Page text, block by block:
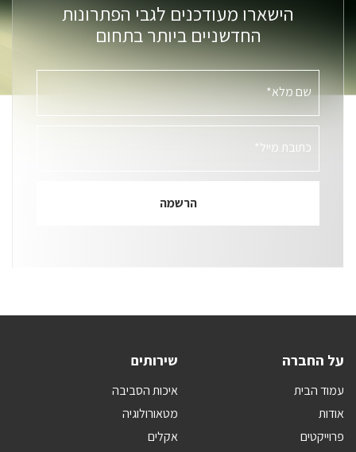
הישארו מעודכנים לגבי הפתרונות
החדשניים ביותר בתחום
שם מלא*
כתובת מייל*
על החברה
עמוד הבית
אודות
פרוייקטים
שירותים
איכות הסביבה
מטאורולוגיה
אקלים